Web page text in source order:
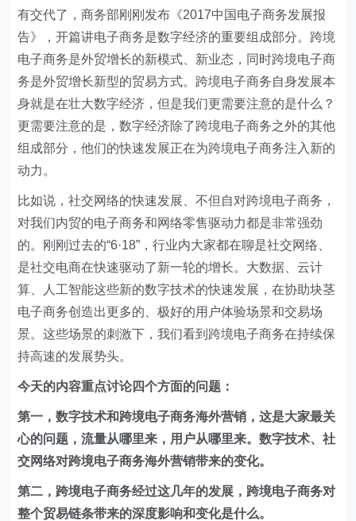
有交代了，商务部刚刚发布《2017中国电子商务发展报
告》，开篇讲电子商务是数字经济的重要组成部分。跨境
电子商务是外贸增长的新模式、新业态，同时跨境电子商
务是外贸增长新型的贸易方式。跨境电子商务自身发展本
身就是在壮大数字经济，但是我们更需要注意的是什么？
更需要注意的是，数字经济除了跨境电子商务之外的其他
组成部分，他们的快速发展正在为跨境电子商务注入新的
动力。
比如说，社交网络的快速发展、不但自对跨境电子商务，
对我们内贸的电子商务和网络零售驱动力都是非常强劲
的。刚刚过去的“6·18”，行业内大家都在聊是社交网络、
是社交电商在快速驱动了新一轮的增长。大数据、云计
算、人工智能这些新的数字技术的快速发展，在协助块茎
电子商务创造出更多的、极好的用户体验场景和交易场
景。这些场景的刺激下，我们看到跨境电子商务在持续保
持高速的发展势头。
今天的内容重点讨论四个方面的问题：
第一，数字技术和跨境电子商务海外营销，这是大家最关
心的问题，流量从哪里来，用户从哪里来。数字技术、社
交网络对跨境电子商务海外营销带来的变化。
第二，跨境电子商务经过这几年的发展，跨境电子商务对
整个贸易链条带来的深度影响和变化是什么。